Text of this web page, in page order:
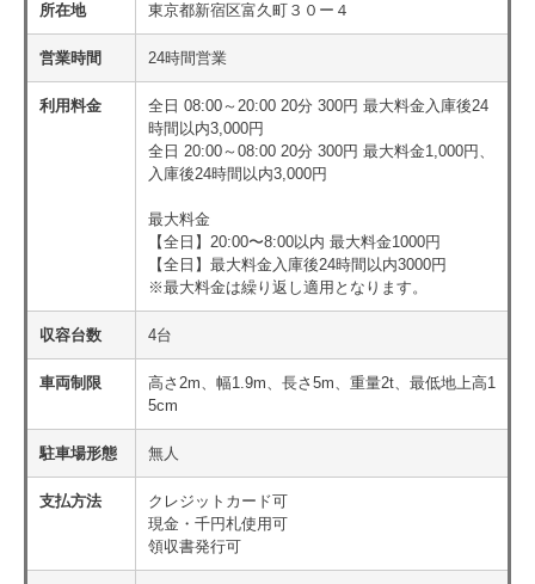
所在地 東京都新宿区富久町３０ー４
営業時間 24時間営業
利用料金
全日 08:00～20:00 20分 300円 最大料金入庫後24
時間以内3,000円
全日 20:00～08:00 20分 300円 最大料金1,000円、
入庫後24時間以内3,000円
最大料金
【全日】20:00〜8:00以内 最大料金1000円
【全日】最大料金入庫後24時間以内3000円
※最大料金は繰り返し適用となります。
収容台数 4台
車両制限
高さ2m、幅1.9m、長さ5m、重量2t、最低地上高1
5cm
駐車場形態 無人
支払方法
クレジットカード可
現金・千円札使用可
領収書発行可